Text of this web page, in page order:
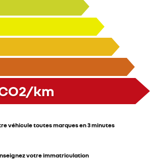
km
véhicule toutes marques en 3 minutes
votre immatriculation